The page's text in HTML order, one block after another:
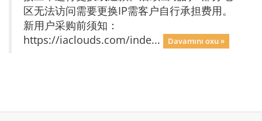
区无法访问需要更换IP需客户自行承担费用。
新用户采购前须知：
https://iaclouds.com/inde...
Davamını oxu »